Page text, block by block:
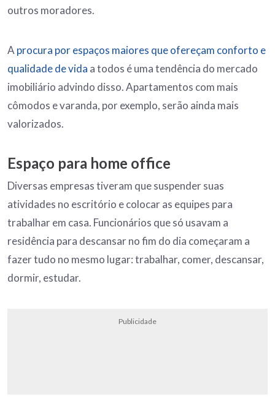
outros moradores.
A procura por espaços maiores que ofereçam conforto e
qualidade de vida a todos é uma tendência do mercado
imobiliário advindo disso. Apartamentos com mais
cômodos e varanda, por exemplo, serão ainda mais
valorizados.
Espaço para home office
Diversas empresas tiveram que suspender suas
atividades no escritório e colocar as equipes para
trabalhar em casa. Funcionários que só usavam a
residência para descansar no fim do dia começaram a
fazer tudo no mesmo lugar: trabalhar, comer, descansar,
dormir, estudar.
Publicidade